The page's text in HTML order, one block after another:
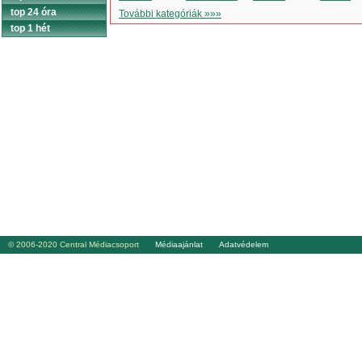
További kategóriák »»»
top 24 óra
top 1 hét
© 2006-2020 Central Médiacsoport Médiaajánlat Adatvédelem